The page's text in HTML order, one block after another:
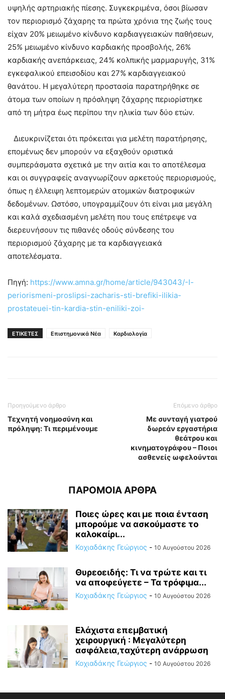
υψηλής αρτηριακής πίεσης. Συγκεκριμένα, όσοι βίωσαν
τον περιορισμό ζάχαρης τα πρώτα χρόνια της ζωής τους
είχαν 20% μειωμένο κίνδυνο καρδιαγγειακών παθήσεων,
25% μειωμένο κίνδυνο καρδιακής προσβολής, 26%
καρδιακής ανεπάρκειας, 24% κολπικής μαρμαρυγής, 31%
εγκεφαλικού επεισοδίου και 27% καρδιαγγειακού
θανάτου. Η μεγαλύτερη προστασία παρατηρήθηκε σε
άτομα των οποίων η πρόσληψη ζάχαρης περιορίστηκε
από τη μήτρα έως περίπου την ηλικία των δύο ετών.
Διευκρινίζεται ότι πρόκειται για μελέτη παρατήρησης,
επομένως δεν μπορούν να εξαχθούν οριστικά
συμπεράσματα σχετικά με την αιτία και το αποτέλεσμα
και οι συγγραφείς αναγνωρίζουν αρκετούς περιορισμούς,
όπως η έλλειψη λεπτομερών ατομικών διατροφικών
δεδομένων. Ωστόσο, υπογραμμίζουν ότι είναι μια μεγάλη
και καλά σχεδιασμένη μελέτη που τους επέτρεψε να
διερευνήσουν τις πιθανές οδούς σύνδεσης του
περιορισμού ζάχαρης με τα καρδιαγγειακά
αποτελέσματα.
Πηγή: https://www.amna.gr/home/article/943043/-I-
periorismeni-proslipsi-zacharis-sti-brefiki-ilikia-
prostateuei-tin-kardia-stin-eniliki-zoi-
ΕΤΙΚΕΤΕΣ Επιστημονικά Νέα Καρδιολογία
Προηγούμενο άρθρο
Τεχνητή νοημοσύνη και
πρόληψη: Τι περιμένουμε
Επόμενο άρθρο
Με συνταγή γιατρού
δωρεάν εργαστήρια
θεάτρου και
κινηματογράφου – Ποιοι
ασθενείς ωφελούνται
ΠΑΡΟΜΟΙΑ ΑΡΘΡΑ
Ποιες ώρες και με ποια ένταση
μπορούμε να ασκούμαστε το
καλοκαίρι...
Κοχιαδάκης Γεώργιος - 10 Αυγούστου 2026
Θυρεοειδής: Τι να τρώτε και τι
να αποφεύγετε – Τα τρόφιμα...
Κοχιαδάκης Γεώργιος - 10 Αυγούστου 2026
Ελάχιστα επεμβατική
χειρουργική : Μεγαλύτερη
ασφάλεια,ταχύτερη ανάρρωση
Κοχιαδάκης Γεώργιος - 10 Αυγούστου 2026